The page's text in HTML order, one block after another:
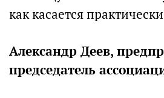
как касается
Александр Деев,
председатель